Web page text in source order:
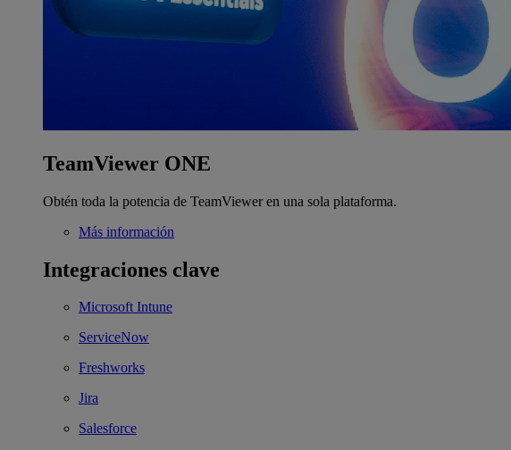
TeamViewer ONE
Obtén toda la potencia de TeamViewer en una sola plataforma.
Más información
Integraciones clave
Microsoft Intune
ServiceNow
Freshworks
Jira
Salesforce